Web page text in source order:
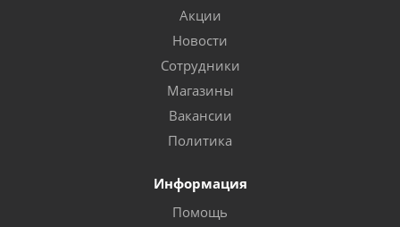
Акции
Новости
Сотрудники
Магазины
Вакансии
Политика
Информация
Помощь